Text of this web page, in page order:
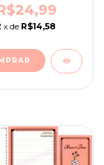
2018
x de R$14,58